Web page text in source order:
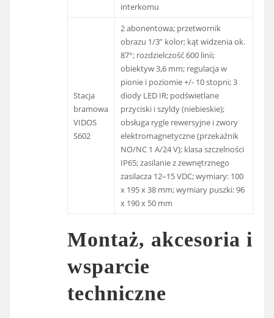
interkomu
Stacja
bramowa
VIDOS
S602
2 abonentowa; przetwornik
obrazu 1/3” kolor; kąt widzenia ok.
87°; rozdzielczość 600 linii;
obiektyw 3,6 mm; regulacja w
pionie i poziomie +/- 10 stopni; 3
diody LED IR; podświetlane
przyciski i szyldy (niebieskie);
obsługa rygle rewersyjne i zwory
elektromagnetyczne (przekaźnik
NO/NC 1 A/24 V); klasa szczelności
IP65; zasilanie z zewnętrznego
zasilacza 12–15 VDC; wymiary: 100
x 195 x 38 mm; wymiary puszki: 96
x 190 x 50 mm
Montaż, akcesoria i
wsparcie
techniczne